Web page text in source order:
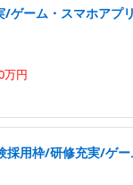
ゲーム・スマホアプ
万円
採用枠/研修充実/ゲ